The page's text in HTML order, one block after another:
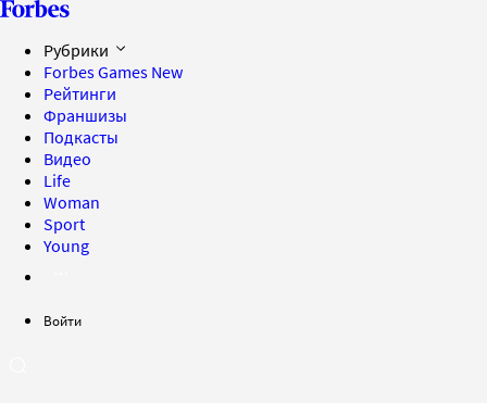
Рубрики
Forbes Games New
Рейтинги
Франшизы
Подкасты
Видео
Life
Woman
Sport
Young
Войти